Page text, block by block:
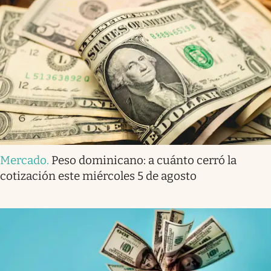
Mercado. Peso dominicano: a cuánto cerró la
cotización este miércoles 5 de agosto